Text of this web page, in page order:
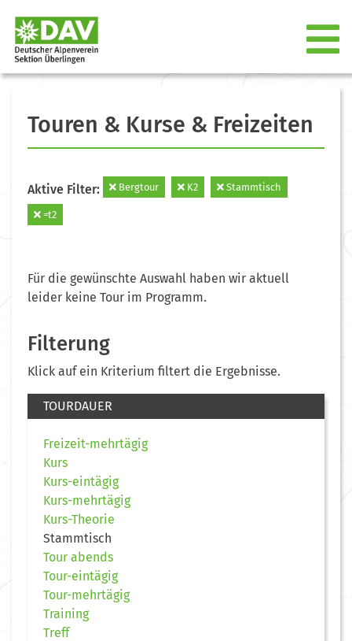
Touren & Kurse & Freizeiten
Aktive Filter: Bergtour K2 Stammtisch
=t2
Für die gewünschte Auswahl haben wir aktuell
leider keine Tour im Programm.
Filterung
Klick auf ein Kriterium filtert die Ergebnisse.
TOURDAUER
Freizeit-mehrtägig
Kurs
Kurs-eintägig
Kurs-mehrtägig
Kurs-Theorie
Stammtisch
Tour abends
Tour-eintägig
Tour-mehrtägig
Training
Treff